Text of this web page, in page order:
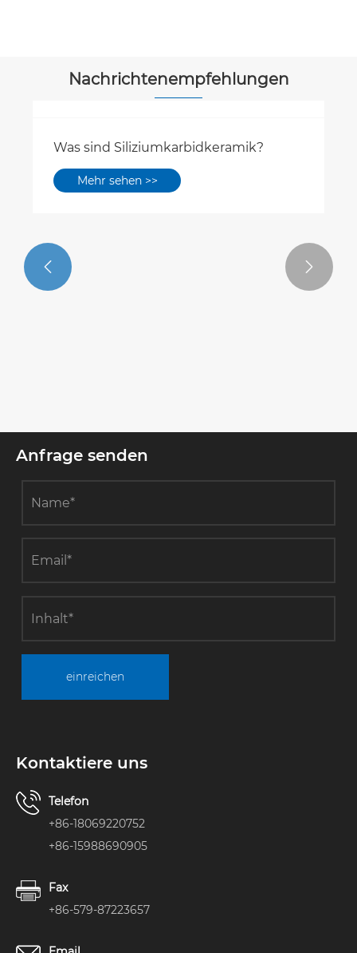
Nachrichtenempfehlungen
 
Anfrage senden
einreichen
Kontaktiere uns
Telefon
+86-18069220752
+86-15988690905
Fax
+86-579-87223657